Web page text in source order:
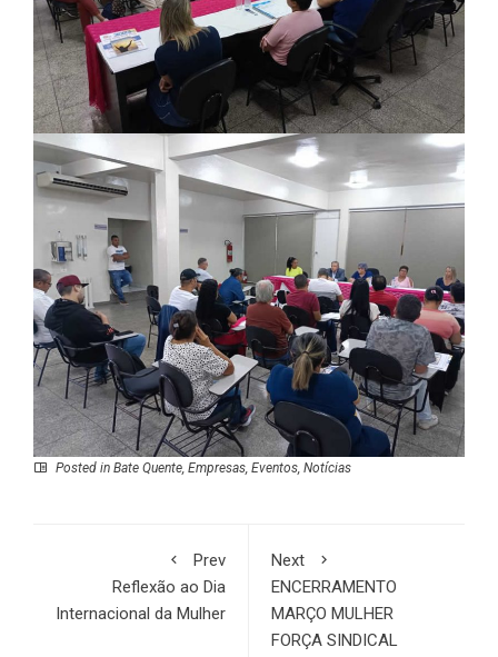
Posted in Bate Quente, Empresas, Eventos, Notícias
Prev
Reflexão ao Dia
Internacional da Mulher
Next
ENCERRAMENTO
MARÇO MULHER
FORÇA SINDICAL